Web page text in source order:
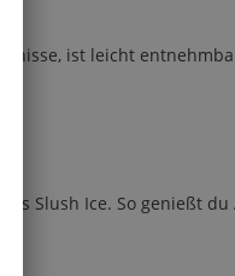
ist leicht
Slush Ice. So genießt